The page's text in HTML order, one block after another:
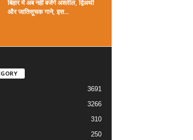
बिहार में अब नहीं बजेंगे अश्लील, द्विअर्थी
और जातिसूचक गाने, इस...
3691
3266
310
250